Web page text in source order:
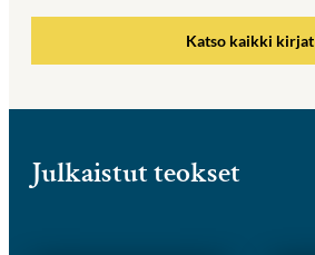
Katso kaikki kirjat
Julkaistut teokset